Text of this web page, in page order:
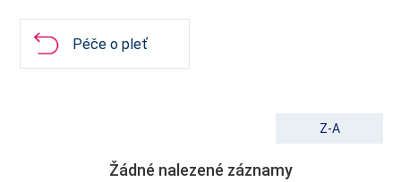
Péče o pleť
Z-A
Žádné nalezené záznamy